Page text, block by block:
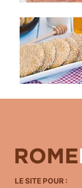
LE SITE POUR :